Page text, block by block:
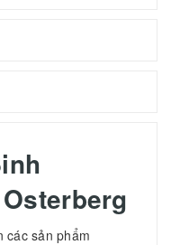
các sản phẩm